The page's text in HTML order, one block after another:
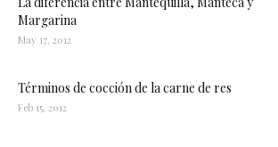
Margarina
May 17, 2012
Términos de cocción de la carne de res
Feb 15, 2012